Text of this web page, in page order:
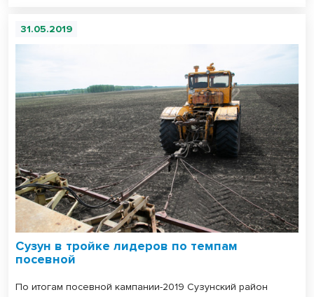
31.05.2019
Сузун в тройке лидеров по темпам
посевной
По итогам посевной кампании-2019 Сузунский район